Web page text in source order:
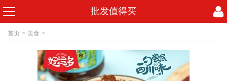
批发值得买
首页 > 美食 >